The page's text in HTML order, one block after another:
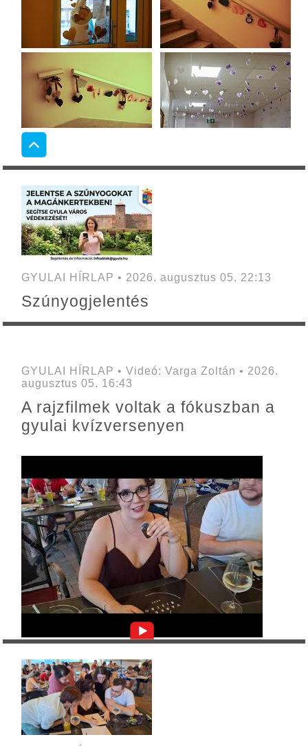
GYULAI HÍRLAP • 2026. augusztus 05. 22:13
Szúnyogjelentés
GYULAI HÍRLAP • Videó: Varga Zoltán • 2026.
augusztus 05. 16:43
A rajzfilmek voltak a fókuszban a
gyulai kvízversenyen